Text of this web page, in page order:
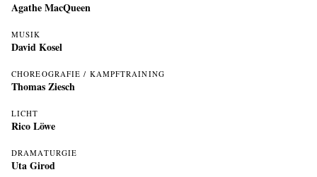
Agathe MacQueen
MUSIK
David Kosel
CHOREOGRAFIE / KAMPFTRAINING
Thomas Ziesch
LICHT
Rico Löwe
DRAMATURGIE
Uta Girod